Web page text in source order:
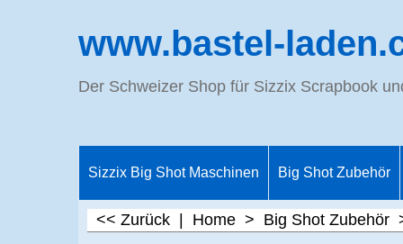
www.bastel-
Der Schweizer Shop für Sizzix Scrapbook
Sizzix Big Shot Maschinen Big Shot Zubehör
<< Zurück Home > Big Shot Zubehör